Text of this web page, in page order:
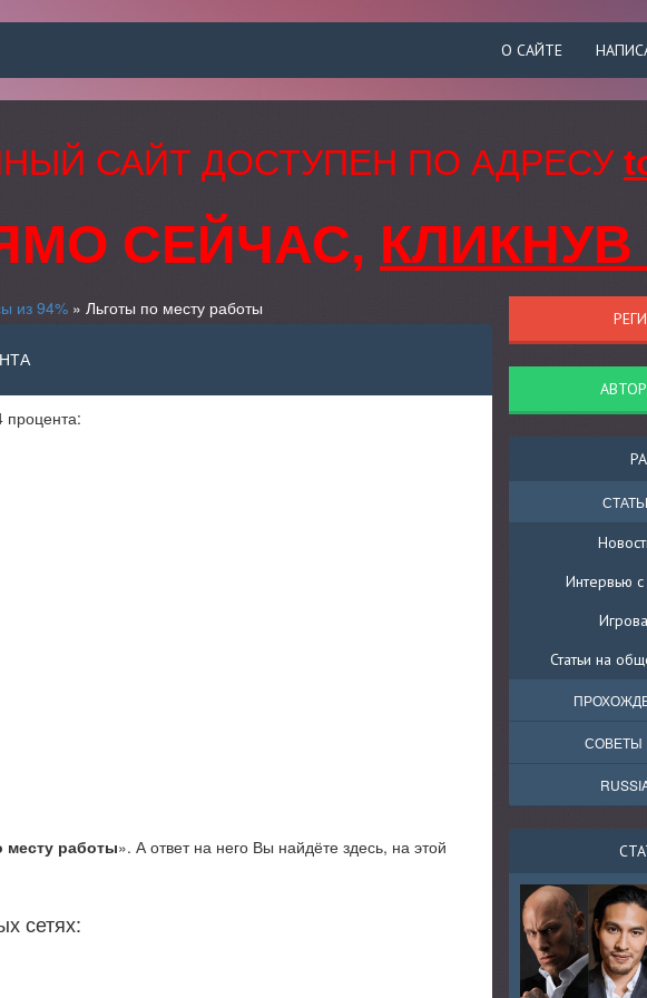
О САЙТЕ
САЙТ ДОСТУПЕН ПО АДРЕСУ
СЕЙЧАС,
из 94%» Льготы по месту работы
процента:
месту работы». А ответ на него Вы найдёте здесь, на этой
сетях:
Интервью с
Статьи на
СОВЕТЫ